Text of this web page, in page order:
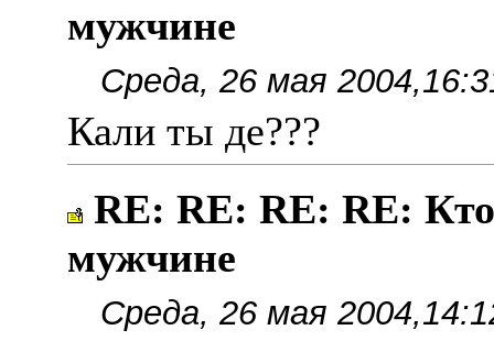
мужчине
Среда, 26 мая
Кали ты де???
RE: RE: RE: RE:
мужчине
Среда, 26 мая